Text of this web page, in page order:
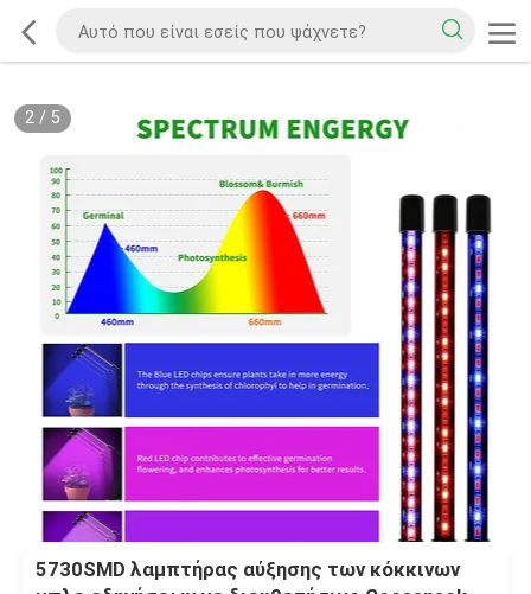
2/ 5
5730SMD λαμπτήρας αύξησης των κόκκινων